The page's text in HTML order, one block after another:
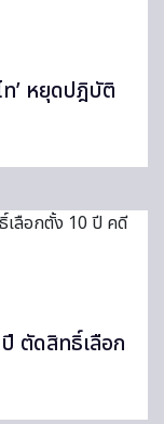
ท’ หยุดปฎิบัติ
ตัดสิทธิ์เลือก